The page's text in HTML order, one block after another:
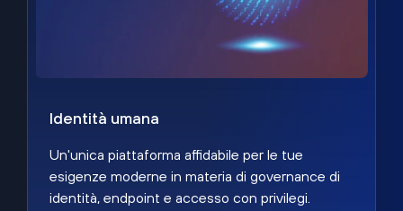
Identità umana
Un'unica piattaforma affidabile per le tue
esigenze moderne in materia di governance di
identità, endpoint e accesso con privilegi.